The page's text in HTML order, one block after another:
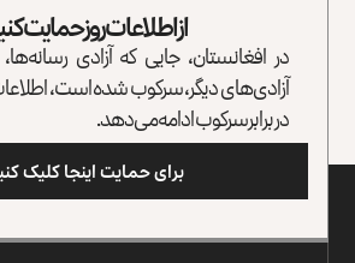
از اطلاعات روز حمایت
در افغانستان، جایی که آزادی
آزادی‌های دیگر، سرکوب شده است،
در برابر سرکوب ادامه می‌دهد.
برای حمایت اینجا کلیک